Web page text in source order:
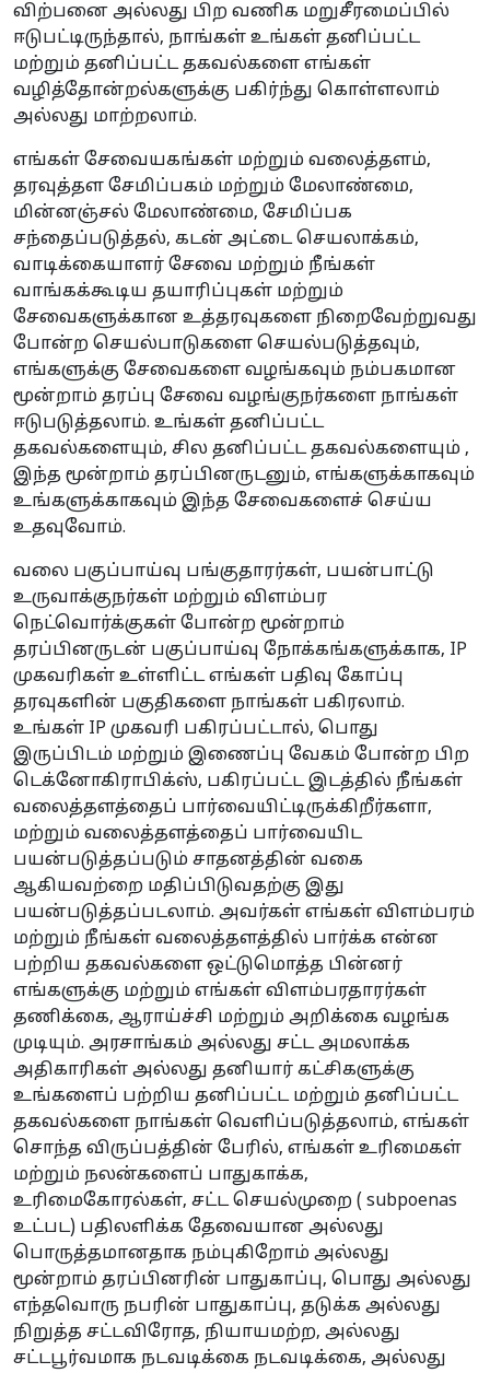
விற்பனை அல்லது பிற வணிக மறுசீரமைப்பில்
ஈடுபட்டிருந்தால், நாங்கள் உங்கள் தனிப்பட்ட
மற்றும் தனிப்பட்ட தகவல்களை எங்கள்
வழித்தோன்றல்களுக்கு பகிர்ந்து கொள்ளலாம்
அல்லது மாற்றலாம்.
எங்கள் சேவையகங்கள் மற்றும் வலைத்தளம்,
தரவுத்தள சேமிப்பகம் மற்றும் மேலாண்மை,
மின்னஞ்சல் மேலாண்மை, சேமிப்பக
சந்தைப்படுத்தல், கடன் அட்டை செயலாக்கம்,
வாடிக்கையாளர் சேவை மற்றும் நீங்கள்
வாங்கக்கூடிய தயாரிப்புகள் மற்றும்
சேவைகளுக்கான உத்தரவுகளை நிறைவேற்றுவது
போன்ற செயல்பாடுகளை செயல்படுத்தவும்,
எங்களுக்கு சேவைகளை வழங்கவும் நம்பகமான
மூன்றாம் தரப்பு சேவை வழங்குநர்களை நாங்கள்
ஈடுபடுத்தலாம். உங்கள் தனிப்பட்ட
தகவல்களையும், சில தனிப்பட்ட தகவல்களையும் ,
இந்த மூன்றாம் தரப்பினருடனும், எங்களுக்காகவும்
உங்களுக்காகவும் இந்த சேவைகளைச் செய்ய
உதவுவோம்.
வலை பகுப்பாய்வு பங்குதாரர்கள், பயன்பாட்டு
உருவாக்குநர்கள் மற்றும் விளம்பர
நெட்வொர்க்குகள் போன்ற மூன்றாம்
தரப்பினருடன் பகுப்பாய்வு நோக்கங்களுக்காக, IP
முகவரிகள் உள்ளிட்ட எங்கள் பதிவு கோப்பு
தரவுகளின் பகுதிகளை நாங்கள் பகிரலாம்.
உங்கள் IP முகவரி பகிரப்பட்டால், பொது
இருப்பிடம் மற்றும் இணைப்பு வேகம் போன்ற பிற
டெக்னோகிராபிக்ஸ், பகிரப்பட்ட இடத்தில் நீங்கள்
வலைத்தளத்தைப் பார்வையிட்டிருக்கிறீர்களா,
மற்றும் வலைத்தளத்தைப் பார்வையிட
பயன்படுத்தப்படும் சாதனத்தின் வகை
ஆகியவற்றை மதிப்பிடுவதற்கு இது
பயன்படுத்தப்படலாம். அவர்கள் எங்கள் விளம்பரம்
மற்றும் நீங்கள் வலைத்தளத்தில் பார்க்க என்ன
பற்றிய தகவல்களை ஒட்டுமொத்த பின்னர்
எங்களுக்கு மற்றும் எங்கள் விளம்பரதாரர்கள்
தணிக்கை, ஆராய்ச்சி மற்றும் அறிக்கை வழங்க
முடியும். அரசாங்கம் அல்லது சட்ட அமலாக்க
அதிகாரிகள் அல்லது தனியார் கட்சிகளுக்கு
உங்களைப் பற்றிய தனிப்பட்ட மற்றும் தனிப்பட்ட
தகவல்களை நாங்கள் வெளிப்படுத்தலாம், எங்கள்
சொந்த விருப்பத்தின் பேரில், எங்கள் உரிமைகள்
மற்றும் நலன்களைப் பாதுகாக்க,
உரிமைகோரல்கள், சட்ட செயல்முறை ( subpoenas
உட்பட) பதிலளிக்க தேவையான அல்லது
பொருத்தமானதாக நம்புகிறோம் அல்லது
மூன்றாம் தரப்பினரின் பாதுகாப்பு, பொது அல்லது
எந்தவொரு நபரின் பாதுகாப்பு, தடுக்க அல்லது
நிறுத்த சட்டவிரோத, நியாயமற்ற, அல்லது
சட்டபூர்வமாக நடவடிக்கை நடவடிக்கை, அல்லது